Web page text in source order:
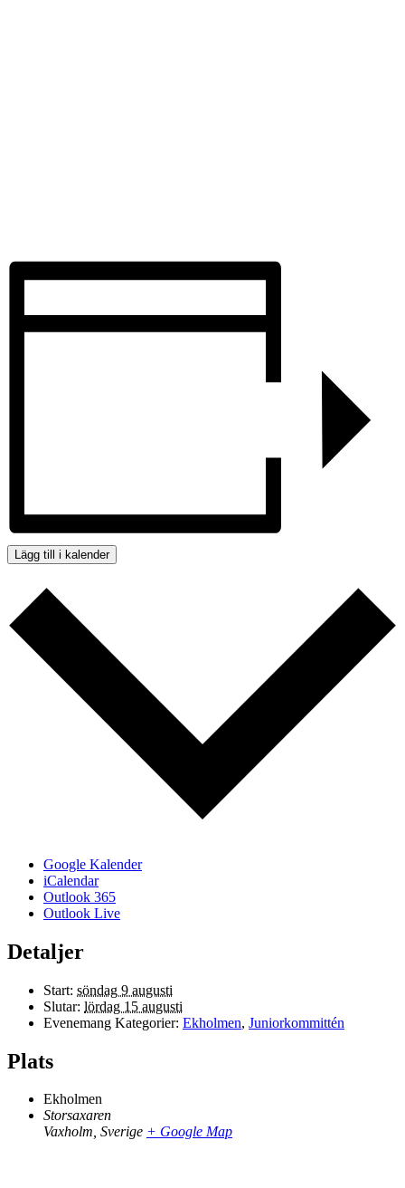
Lägg till i kalender
Google Kalender
iCalendar
Outlook 365
Outlook Live
Detaljer
Start: söndag 9 augusti
Slutar: lördag 15 augusti
Evenemang Kategorier: Ekholmen, Juniorkommittén
Plats
Ekholmen
Storsaxaren
Vaxholm, Sverige + Google Map